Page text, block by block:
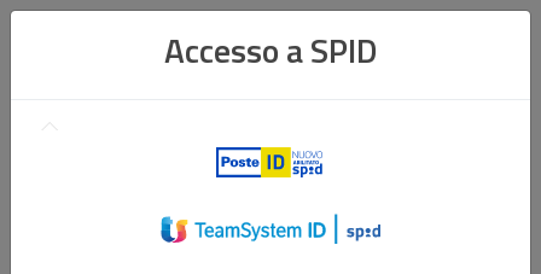
Accesso a SPID
Poste
ID
TeamSystem
ID